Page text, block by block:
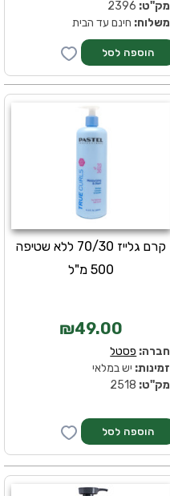
מק''ט:
משלוח: חינם עד הבית
קרם גלייז 70/30 ללא שטיפה
500 מ"ל
₪49.00
חברה: פסטל
זמינות: יש במלאי
מק''ט: